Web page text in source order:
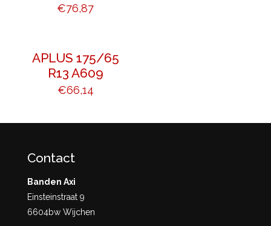
€76,87
APLUS 175/65
R13 A609
€66,14
Contact
Banden Axi
Einsteinstraat 9
6604bw Wijchen